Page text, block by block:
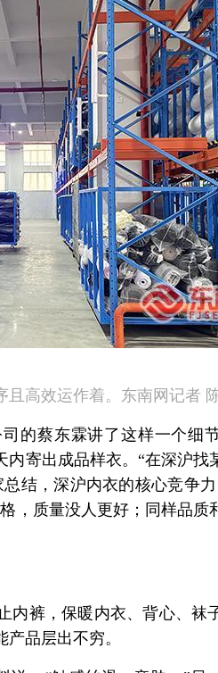
高效运作着。东南网记者
的蔡东霖讲了这样一个细
寄出成品样衣。“在深沪找
结，深沪内衣的核心竞争
，质量没人更好；同样品质
内裤，保暖内衣、背心、袜
品层出不穷。